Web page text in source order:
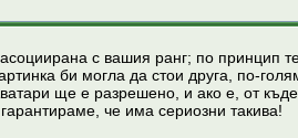
с вашия ранг; по принцип
би могла да стои друга, по-
ще е разрешено, и ако е, от
че има сериозни такива!